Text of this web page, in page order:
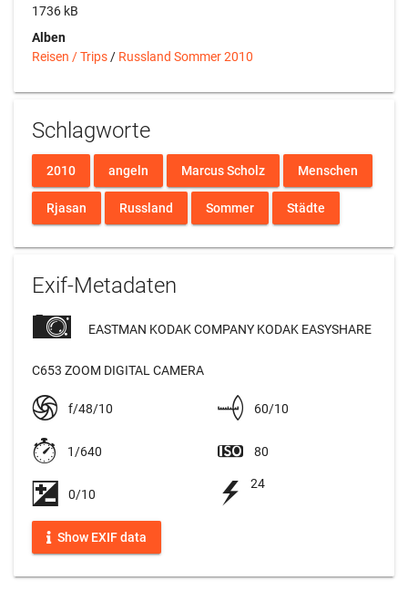
1736 kB
Alben
Reisen / Trips / Russland Sommer 2010
Schlagworte
2010 angeln Marcus Scholz Menschen
Rjasan Russland Sommer Städte
Exif-Metadaten
EASTMAN KODAK COMPANY KODAK EASYSHARE
C653 ZOOM DIGITAL CAMERA
f/48/10 60/10
1/640 80
0/10
24
Show EXIF data